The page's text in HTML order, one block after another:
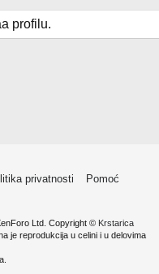
profilu.
privatnosti
Pomoć
Ltd. Copyright © Krstarica
je reprodukcija u celini i u delovima